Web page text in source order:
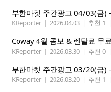
부한마켓 주간광고 04/03(금)
KReporter | 2026.04.03 | 추천 1 |
Coway 4월 콤보 & 렌탈료 무
KReporter | 2026.03.30 | 추천 0 |
부한마켓 주간광고 03/20(금)
KReporter | 2026.03.20 | 추천 1 |